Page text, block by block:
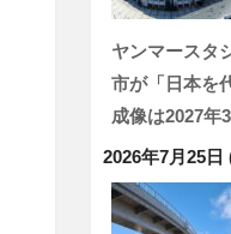
ヤンマースタ
市が「日本を
成像は2027年
2026年7月25日